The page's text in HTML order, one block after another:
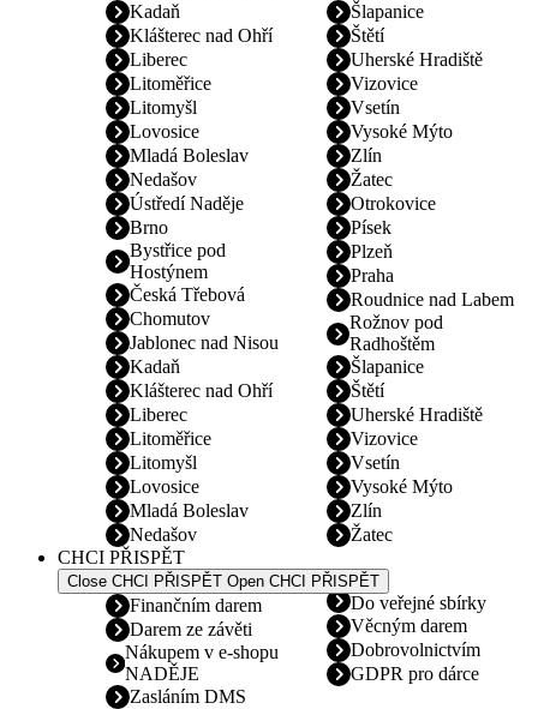
Kadaň
Klášterec nad Ohří
Liberec
Litoměřice
Litomyšl
Lovosice
Mladá Boleslav
Nedašov
Šlapanice
Štětí
Uherské Hradiště
Vizovice
Vsetín
Vysoké Mýto
Zlín
Žatec
Ústředí Naděje
Brno
Bystřice pod
Hostýnem
Česká Třebová
Chomutov
Jablonec nad Nisou
Kadaň
Klášterec nad Ohří
Liberec
Litoměřice
Litomyšl
Lovosice
Mladá Boleslav
Nedašov
Otrokovice
Písek
Plzeň
Praha
Roudnice nad Labem
Rožnov pod
Radhoštěm
Šlapanice
Štětí
Uherské Hradiště
Vizovice
Vsetín
Vysoké Mýto
Zlín
Žatec
CHCI PŘISPĚT
Close CHCI PŘISPĚT Open CHCI PŘISPĚT
Finančním darem
Darem ze závěti
Nákupem v e-shopu
NADĚJE
Zasláním DMS
Do veřejné sbírky
Věcným darem
Dobrovolnictvím
GDPR pro dárce